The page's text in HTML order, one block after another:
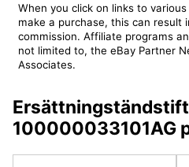
When you click on links to
make a purchase, this can result
commission. Affiliate programs
not limited to, the eBay Partner
Associates.
Ersättningständstift
100000033101AG